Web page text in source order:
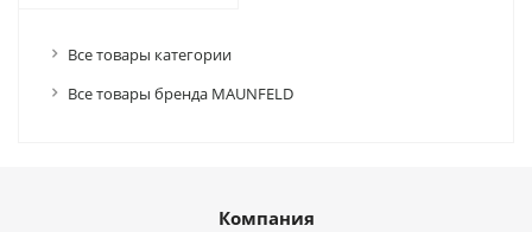
Все товары категории
Все товары бренда MAUNFELD
Компания